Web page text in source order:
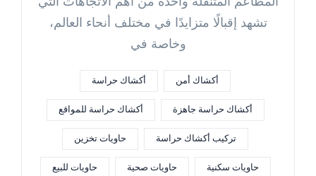
تشهد إقبالًا متزايدًا في مختلف أنحاء العالم،
وخاصة في
أكشاك أمن أكشاك حراسة
أكشاك حراسة جاهزة أكشاك حراسة للمواقع
تركيب أكشاك حراسة حاويات تخزين
حاويات سكنية حاويات صحية حاويات للبيع